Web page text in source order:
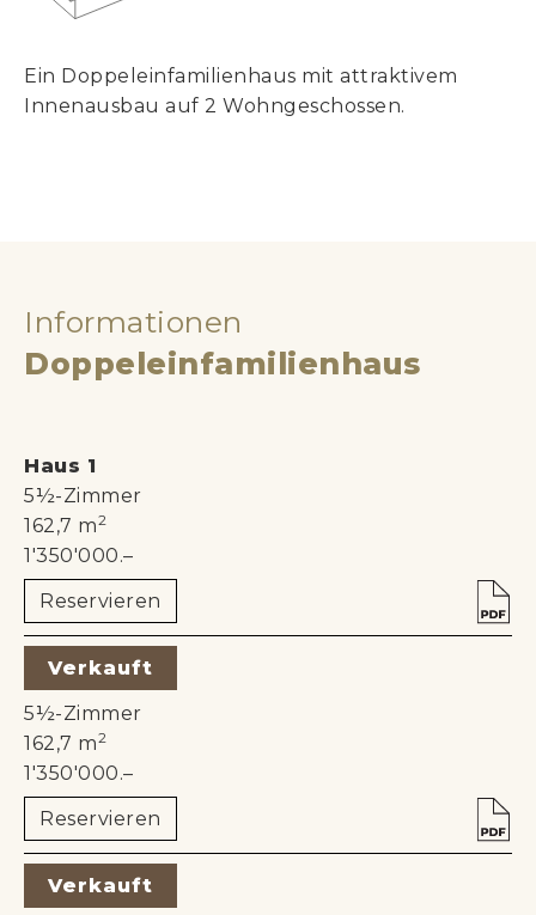
Ein Doppeleinfamilienhaus mit attraktivem
Innenausbau auf 2 Wohngeschossen.
Informationen
Doppeleinfamilienhaus
Haus 1
5½-Zimmer
162,7 m2
1'350'000.–
Reservieren
Verkauft
5½-Zimmer
162,7 m2
1'350'000.–
Reservieren
Verkauft